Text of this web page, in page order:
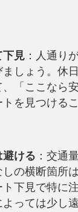
下見 ：人通り
ましょう。休
「ここなら
トを見つける
避ける ：交通
の横断箇所
下見で特に
っては少し